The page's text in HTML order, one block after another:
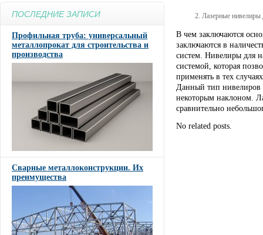
ПОСЛЕДНИЕ ЗАПИСИ
Профильная труба: универсальный
металлопрокат для строительства и
производства
Сварные металлоконструкции. Их
преимущества
Лазерные нивелиры
В чем заключаются
заключаются в
систем. Нивелиры для
системой, которая
применять в тех
Данный тип нивелиров
некоторым наклоном.
сравнительно
No related posts.